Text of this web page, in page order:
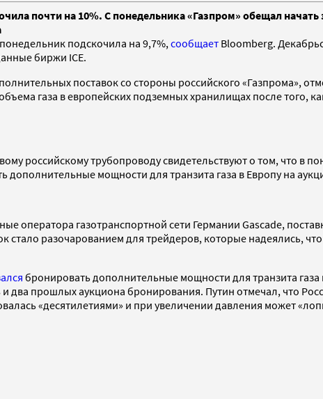
почти на 10%. С понедельника «Газпром» обещал
подскочила на 9,7%, сообщает Bloomberg.
биржи ICE.
поставок со стороны российского «Газпрома»,
газа в европейских подземных хранилищах после того,
российскому трубопроводу свидетельствуют о том, что в
дополнительные мощности для транзита газа в Европу на
оператора газотранспортной сети Германии Gascade,
стало разочарованием для трейдеров, которые надеялись,
бронировать дополнительные мощности для транзита
прошлых аукциона бронирования. Путин отмечал, что
«десятилетиями» и при увеличении давления может